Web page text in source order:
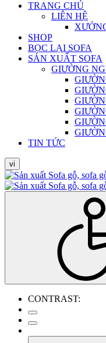
TRANG CHỦ
LIÊN HỆ
SHOP
BỌC LẠI SOFA
SẢN XUẤT SOFA
GIƯỜNG
TIN TỨC
vi
CONTRAST: